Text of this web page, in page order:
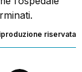
riservata